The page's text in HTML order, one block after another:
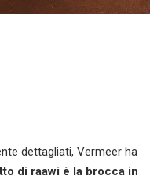
dettagliati, Vermeer ha
di raawi è la brocca in